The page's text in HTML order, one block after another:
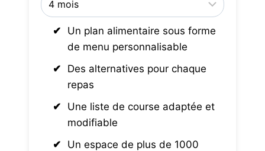
Un plan alimentaire sous forme
de menu personnalisable
Des alternatives pour chaque
repas
Une liste de course adaptée et
modifiable
Un espace de plus de 1000